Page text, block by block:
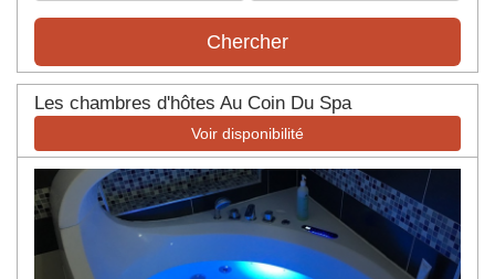
Chercher
Les chambres d'hôtes Au Coin Du Spa
Voir disponibilité